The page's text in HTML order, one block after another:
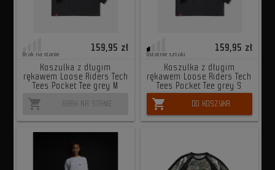
Brak na stanie
159,95 zł
Koszulka z długim
rękawem Loose Riders Tech
Tees Pocket Tee grey M
shopping_cart BRAK NA STANIE
Ostatnie sztuki
159,95 zł
Koszulka z długim
rękawem Loose Riders Tech
Tees Pocket Tee grey S
shopping_cart DO KOSZYKA